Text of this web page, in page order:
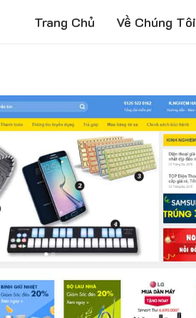
Trang Chủ Về Chúng Tôi